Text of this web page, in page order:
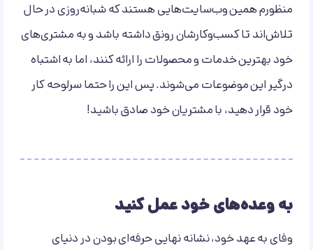
منظورم همین وب‌سایت‌هایی هستند که شبانه‌روزی در حال
تلاش‌اند تا کسب‌وکارشان رونق داشته باشد و به مشتری‌های
خود بهترین خدمات و محصولات را ارائه کنند، اما به اشتباه
درگیر این موضوعات می‌شوند. پس این را حتما سرلوحه کار
خود قرار دهید، با مشتریان خود صادق باشید!
به وعده‌های خود عمل کنید
وفای به عهد خود، نشانه نهایی حرفه‌ای بودن در دنیای